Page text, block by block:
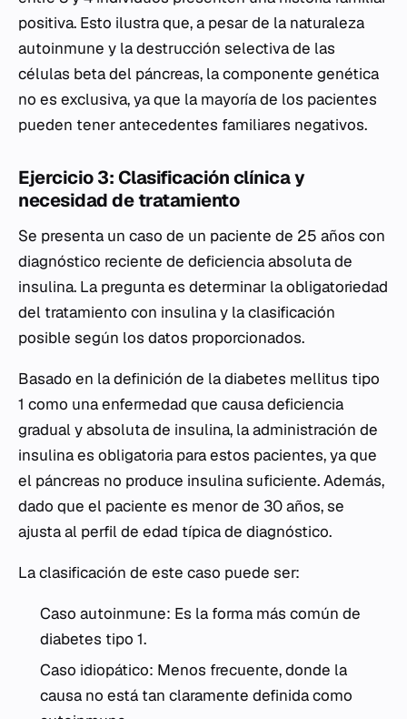
positiva. Esto ilustra que, a pesar de la naturaleza
autoinmune y la destrucción selectiva de las
células beta del páncreas, la componente genética
no es exclusiva, ya que la mayoría de los pacientes
pueden tener antecedentes familiares negativos.
Ejercicio 3: Clasificación clínica y
necesidad de tratamiento
Se presenta un caso de un paciente de 25 años con
diagnóstico reciente de deficiencia absoluta de
insulina. La pregunta es determinar la obligatoriedad
del tratamiento con insulina y la clasificación
posible según los datos proporcionados.
Basado en la definición de la diabetes mellitus tipo
1 como una enfermedad que causa deficiencia
gradual y absoluta de insulina, la administración de
insulina es obligatoria para estos pacientes, ya que
el páncreas no produce insulina suficiente. Además,
dado que el paciente es menor de 30 años, se
ajusta al perfil de edad típica de diagnóstico.
La clasificación de este caso puede ser:
Caso autoinmune: Es la forma más común de
diabetes tipo 1.
Caso idiopático: Menos frecuente, donde la
causa no está tan claramente definida como